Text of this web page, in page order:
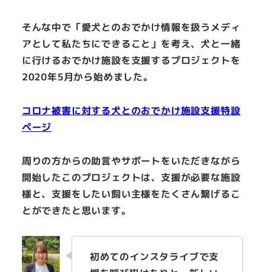
そんな中で「愛犬とのおでかけ情報を扱うメディ
アとして私たちにできること」を考え、犬と一緒
に行けるおでかけ施設を支援するプロジェクトを
2020年5月から始めました。
コロナ被害に対する犬とのおでかけ施設支援特設
ページ
周りの方からの助言やサポートをいただきながら
開始したこのプロジェクトは、支援が必要な施設
様と、支援をしたい飼い主様をたくさん繋げるこ
とができたと思います。
初めてのインスタライブで支